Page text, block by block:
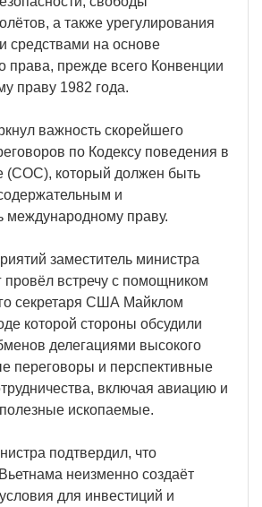
а также урегулирования
средствами на основе
права, прежде всего Конвенции
праву 1982 года.
важность скорейшего
по Кодексу поведения в
(COC), который должен быть
и
международному праву.
заместитель министра
провёл встречу с помощником
секретаря США Майклом
которой стороны обсудили
делегациями высокого
переговоры и перспективные
включая авиацию и
полезные ископаемые.
подтвердил, что
неизменно создаёт
для инвестиций и